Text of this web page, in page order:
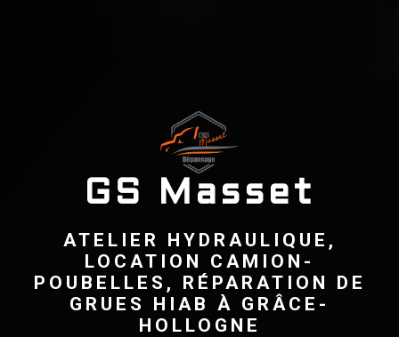
GS Masset
ATELIER HYDRAULIQUE,
LOCATION CAMION-
POUBELLES, RÉPARATION DE
GRUES HIAB À GRÂCE-
HOLLOGNE